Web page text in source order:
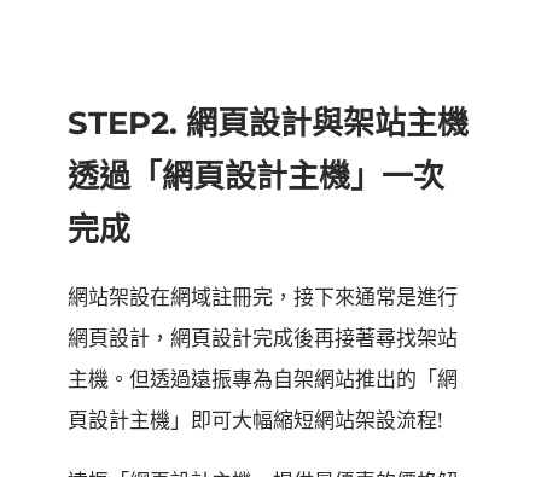
STEP2. 網頁設計與架站主機
透過「網頁設計主機」一次
完成
網站架設在網域註冊完，接下來通常是進行
網頁設計，網頁設計完成後再接著尋找架站
主機。但透過遠振專為自架網站推出的「網
頁設計主機」即可大幅縮短網站架設流程!